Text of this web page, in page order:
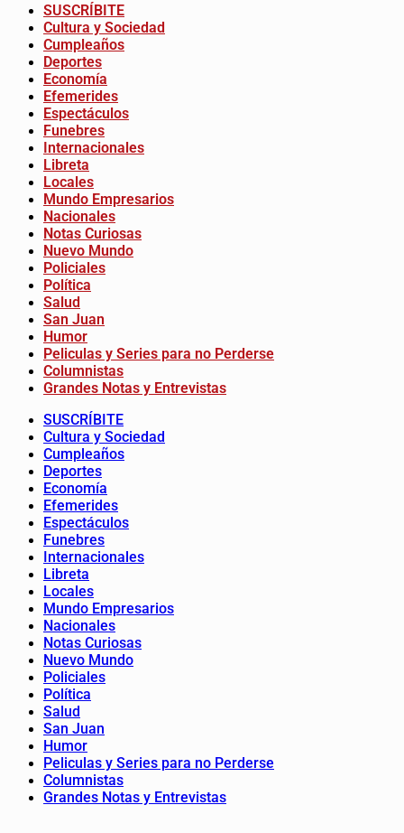
SUSCRÍBITE
Cultura y Sociedad
Cumpleaños
Deportes
Economía
Efemerides
Espectáculos
Funebres
Internacionales
Libreta
Locales
Mundo Empresarios
Nacionales
Notas Curiosas
Nuevo Mundo
Policiales
Política
Salud
San Juan
Humor
Peliculas y Series para no Perderse
Columnistas
Grandes Notas y Entrevistas
SUSCRÍBITE
Cultura y Sociedad
Cumpleaños
Deportes
Economía
Efemerides
Espectáculos
Funebres
Internacionales
Libreta
Locales
Mundo Empresarios
Nacionales
Notas Curiosas
Nuevo Mundo
Policiales
Política
Salud
San Juan
Humor
Peliculas y Series para no Perderse
Columnistas
Grandes Notas y Entrevistas